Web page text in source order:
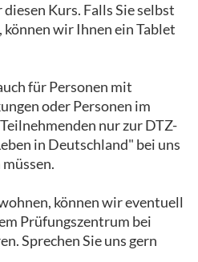
Kurs. Falls Sie selbst
wir Ihnen ein Tablet
für Personen mit
oder Personen im
nur zur DTZ-
in Deutschland" bei uns
können wir eventuell
Prüfungszentrum bei
Sprechen Sie uns gern